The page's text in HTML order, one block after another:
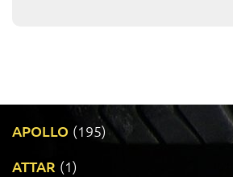
APOLLO (195)
ATTAR (1)